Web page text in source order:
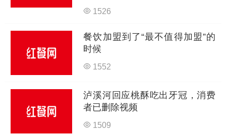
1526
餐饮加盟到了“最不值得加盟”的
时候
1552
泸溪河回应桃酥吃出牙冠，消费
者已删除视频
1509